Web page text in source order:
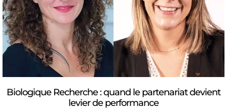
Biologique Recherche : quand le partenariat devient
levier de performance